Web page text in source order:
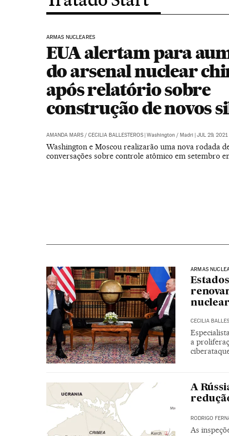
ARMAS NUCLEARES
EUA alertam para
do arsenal nuclear
após relatório sobre
construção de novos
AMANDA MARS/ CECILIA BALLESTEROS | Washington / Madri | JUL 29, 2021
Washington e Moscou realizarão uma nova rodada
conversações sobre controle atômico em setembro
ARMAS
CECILIA
a
A
RODRIGO
As